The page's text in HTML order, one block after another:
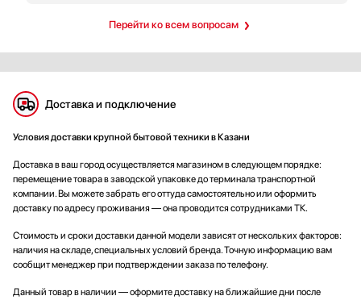
Перейти ко всем вопросам
Доставка и подключение
Условия доставки крупной бытовой техники в Казани
Доставка в ваш город осуществляется магазином в следующем порядке:
перемещение товара в заводской упаковке до терминала транспортной
компании. Вы можете забрать его оттуда самостоятельно или оформить
доставку по адресу проживания — она проводится сотрудниками ТК.
Стоимость и сроки доставки данной модели зависят от нескольких факторов:
наличия на складе, специальных условий бренда. Точную информацию вам
сообщит менеджер при подтверждении заказа по телефону.
Данный товар в наличии — оформите доставку на ближайшие дни после